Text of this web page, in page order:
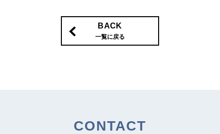
BACK
一覧に戻る
CONTACT